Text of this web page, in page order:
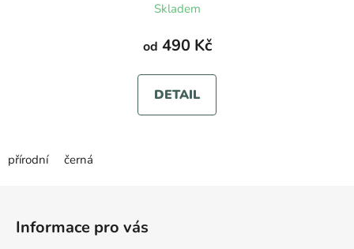
Skladem
od 490 Kč
DETAIL
přírodní černá
Informace pro vás